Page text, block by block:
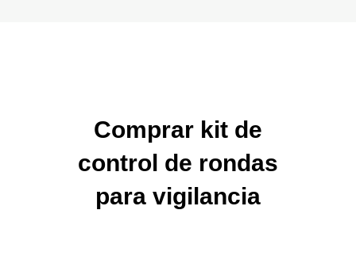
Comprar kit de
control de rondas
para vigilancia